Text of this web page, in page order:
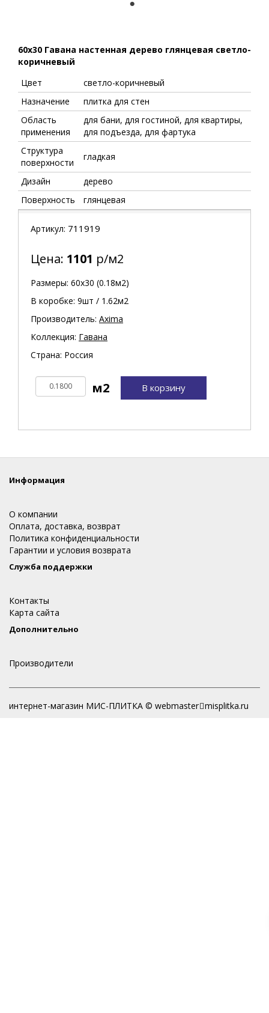
60x30 Гавана настенная дерево глянцевая светло-
коричневый
Цвет
светло-коричневый
Назначение
плитка для стен
Область
применения
для бани, для гостиной, для квартиры,
для подъезда, для фартука
Структура
поверхности
гладкая
Дизайн
дерево
Поверхность
глянцевая
Артикул: 711919
Цена: 1101 р/м2
Размеры: 60х30 (0.18м2)
В коробке: 9шт / 1.62м2
Производитель: Axima
Коллекция: Гавана
Страна: Россия
В корзину
Информация
О компании
Оплата, доставка, возврат
Политика конфиденциальности
Гарантии и условия возврата
Служба поддержки
Контакты
Карта сайта
Дополнительно
Производители
интернет-магазин МИС-ПЛИТКА © webmaster misplitka.ru